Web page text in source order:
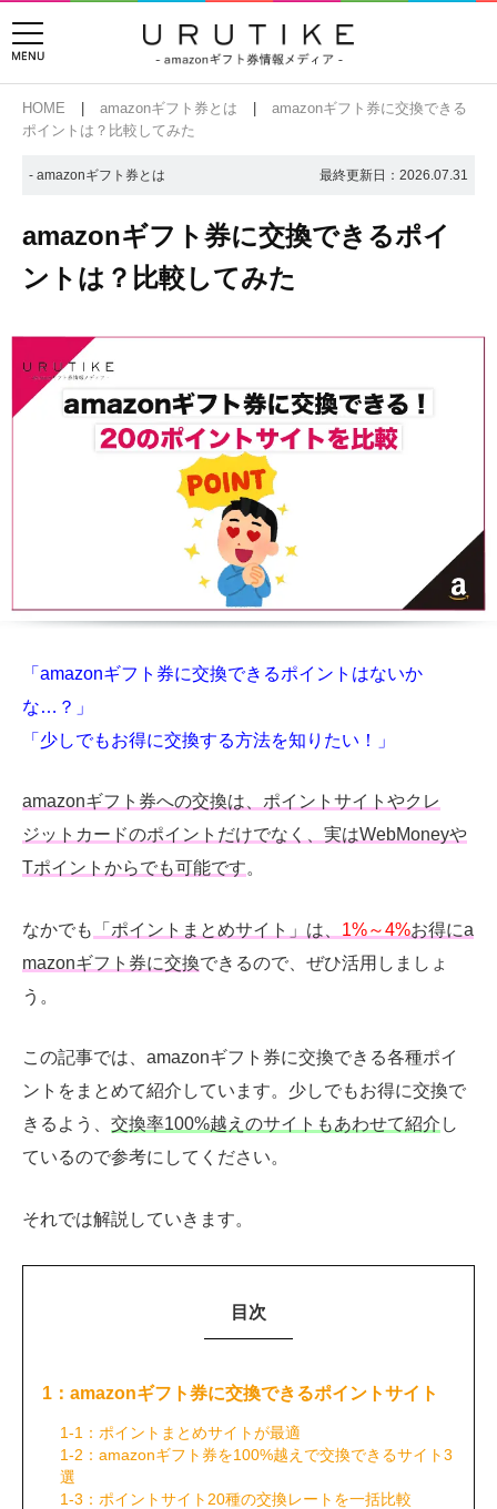
HOME amazonギフト券とは
amazonギフト券に交換できる
ポイントは？比較してみた
- amazonギフト券とは 最終更新日： 2026.07.31
amazonギフト券に交換できるポイ
ントは？比較してみた
「amazonギフト券に交換できるポイントはないか
な…？」
「少しでもお得に交換する方法を知りたい！」
amazonギフト券への交換は、ポイントサイトやクレ
ジットカードのポイントだけでなく、実はWebMoneyや
Tポイントからでも可能です。
なかでも 「ポイントまとめサイト」は、 1%～4%お得にa
mazonギフト券に交換できるので、ぜひ活用しましょ
う。
この記事では、amazonギフト券に交換できる各種ポイ
ントをまとめて紹介しています。少しでもお得に交換で
きるよう、 交換率100%越えのサイトもあわせて紹介 し
ているので参考にしてください。
それでは解説していきます。
目次
1：amazonギフト券に交換できるポイントサイト
1-1：ポイントまとめサイトが最適
1-2：amazonギフト券を100%越えで交換できるサイト3
選
1-3：ポイントサイト20種の交換レートを一括比較